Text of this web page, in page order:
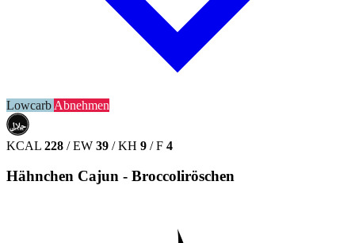
Lowcarb Abnehmen
حلال
HALAL
KCAL 228 / EW 39 / KH 9 / F 4
Hähnchen Cajun - Broccoliröschen